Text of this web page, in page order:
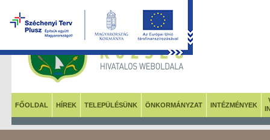
FŐOLDAL HÍREK TELEPÜLÉSÜNK ÖNKORMÁNYZAT INTÉZMÉNYEK